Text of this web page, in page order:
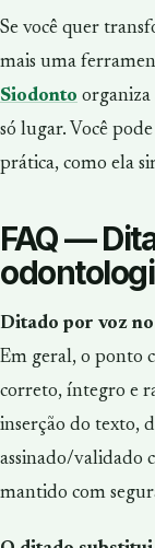
Se você quer
mais uma
Siodonto organiza
só lugar. Você
prática, como ela
FAQ —
Ditado por voz
Em geral, o ponto
correto, íntegro e
inserção do texto,
assinado/validado
mantido com